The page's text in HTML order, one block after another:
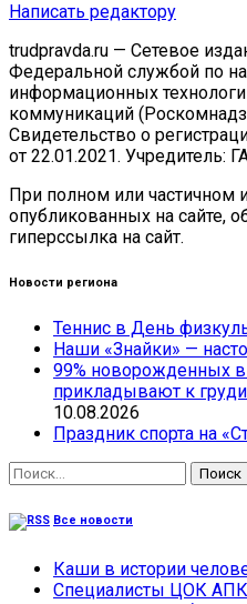
Написать редактору
trudpravda.ru — Сетевое
Федеральной службой по
информационных
коммуникаций
Свидетельство о
от 22.01.2021. Учредитель:
При полном или частичном
опубликованных на сайте,
гиперссылка на сайт.
Новости региона
Теннис в День
Наши «Знайки» —
99% новорожденных
прикладывают к
10.08.2026
Праздник спорта на
Найти:
Все новости
Каши в истории
Специалисты ЦОК АПК